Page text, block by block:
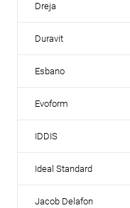
Dreja
Duravit
Esbano
Evoform
IDDIS
Ideal Standard
Jacob Delafon